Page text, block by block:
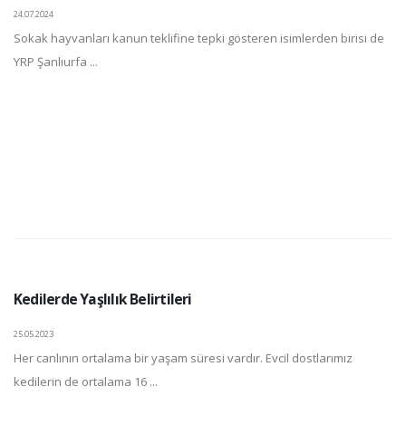
24.07.2024
Sokak hayvanları kanun teklifine tepki gösteren isimlerden birisi de
YRP Şanlıurfa ...
Kedilerde Yaşlılık Belirtileri
25.05.2023
Her canlının ortalama bir yaşam süresi vardır. Evcil dostlarımız
kedilerin de ortalama 16 ...